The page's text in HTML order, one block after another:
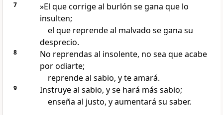
7
»El que corrige al burlón se gana que lo
insulten;
el que reprende al malvado se gana su
desprecio.
8
No reprendas al insolente, no sea que acabe
por odiarte;
reprende al sabio, y te amará.
9
Instruye al sabio, y se hará más sabio;
enseña al justo, y aumentará su saber.